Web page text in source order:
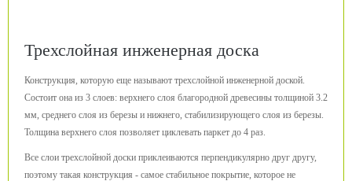
Трехслойная инженерная доска
Конструкция, которую еще называют трехслойной инженерной доской.
Состоит она из 3 слоев: верхнего слоя благородной древесины толщиной 3.2
мм, среднего слоя из березы и нижнего, стабилизирующего слоя из березы.
Толщина верхнего слоя позволяет циклевать паркет до 4 раз.
Все слои трехслойной доски приклеиваются перпендикулярно друг другу,
поэтому такая конструкция - самое стабильное покрытие, которое не